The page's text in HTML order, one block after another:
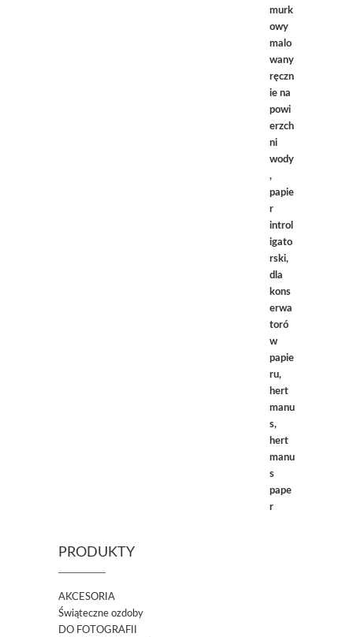
PRODUKTY
AKCESORIA
Świąteczne ozdoby
DO FOTOGRAFII